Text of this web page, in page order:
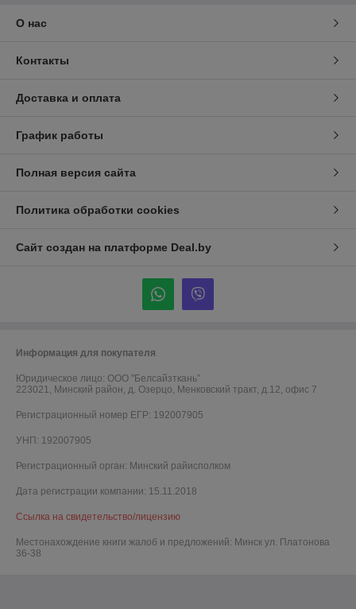
О нас
Контакты
Доставка и оплата
График работы
Полная версия сайта
Политика обработки cookies
Сайт создан на платформе Deal.by
Информация для покупателя
Юридическое лицо: ООО "Белсайзткань”
223021, Минский район, д. Озерцо, Менковский тракт, д.12, офис 7
Регистрационный номер ЕГР: 192007905
УНП: 192007905
Регистрационный орган: Минский райисполком
Дата регистрации компании: 15.11.2018
Ссылка на свидетельство/лицензию
Местонахождение книги жалоб и предложений: Минск ул. Платонова
36-38